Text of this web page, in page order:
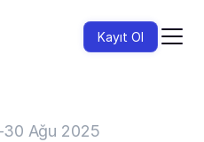
Kayıt Ol
30 Ağu 2025